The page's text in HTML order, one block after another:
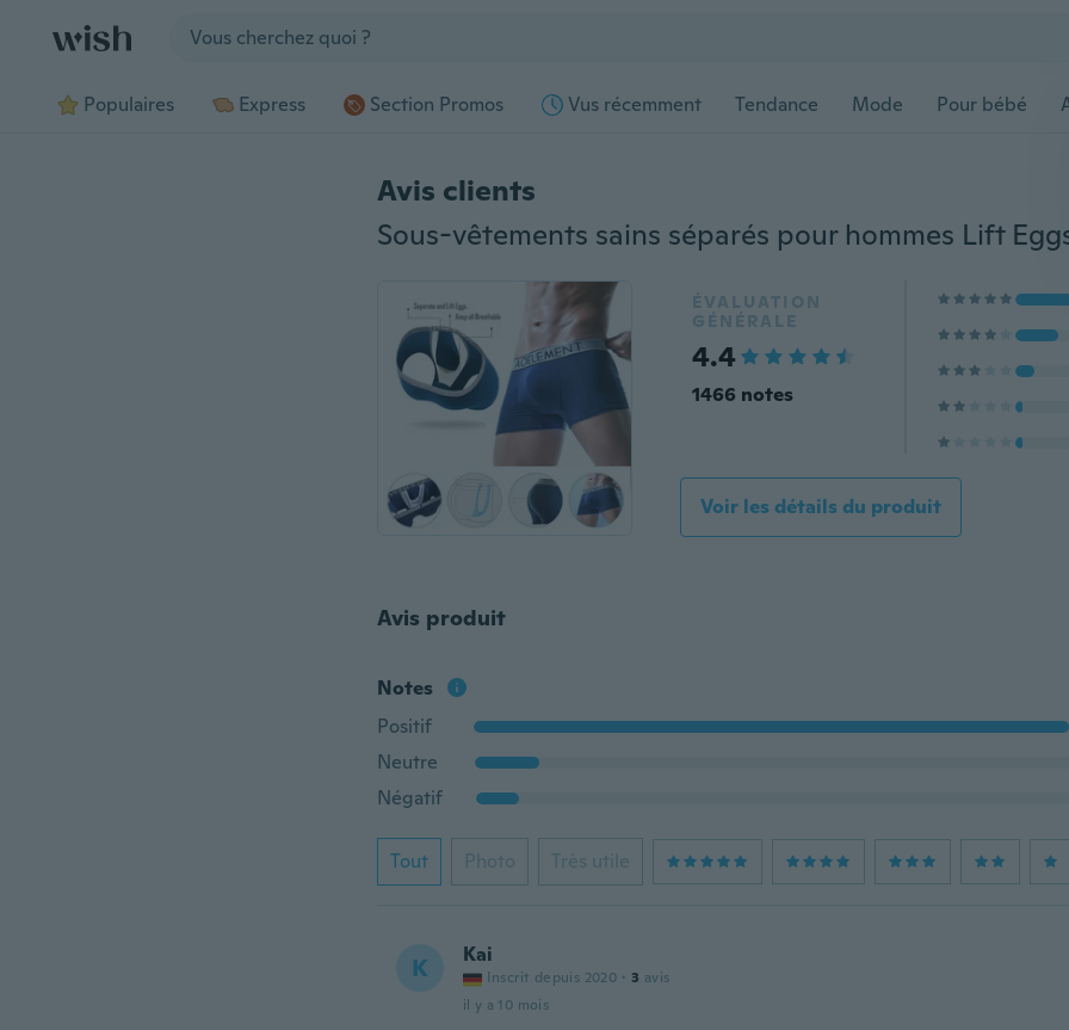
Populaires Express Section Promos Vus récemment Tendance Mode Pour bébé
Avis clients
ÉVALUATION
GÉNÉRALE
4.4
1466 notes
Voir les détails du produit
Avis produit
Notes
Positif
Neutre
Négatif
Tout Photo Très utile
K Kai
Inscrit depuis 2020 · 3 avis
il y a 10 mois